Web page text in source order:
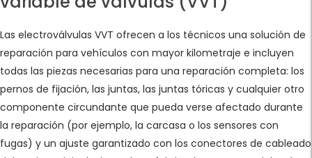
Las electroválvulas VVT ofrecen a los técnicos una solución de
reparación para vehículos con mayor kilometraje e incluyen
todas las piezas necesarias para una reparación completa: los
pernos de fijación, las juntas, las juntas tóricas y cualquier otro
componente circundante que pueda verse afectado durante
la reparación (por ejemplo, la carcasa o los sensores con
fugas) y un ajuste garantizado con los conectores de cableado